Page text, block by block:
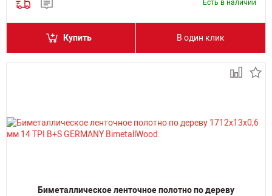
Есть в наличии
Купить В один клик
Биметаллическое ленточное полотно по дереву